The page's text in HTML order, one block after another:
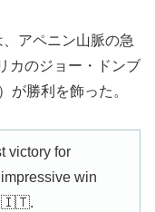
アペニン山脈の急
カのジョー・ドンブ
が勝利を飾った。
victory for
win
🇮🇹.